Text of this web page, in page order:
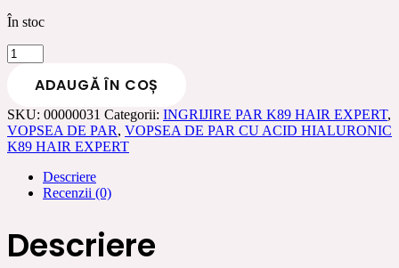
În stoc
Cantitate
Vopsea
profesionala
cu
acid
K89
Hair
mediu
perlat
ADAUGĂ ÎN COȘ
SKU: 00000031 Categorii: INGRIJIRE PAR K89 HAIR EXPERT,
VOPSEA DE PAR, VOPSEA DE PAR CU ACID HIALURONIC
K89 HAIR EXPERT
Descriere
Recenzii (0)
Descriere